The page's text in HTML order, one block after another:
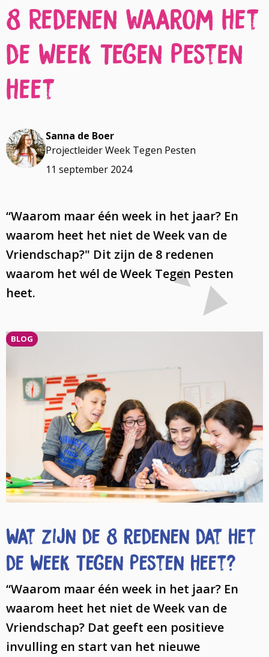
8 Redenen waarom het
de Week Tegen Pesten
heet
Sanna de Boer
Projectleider Week Tegen Pesten
11 september 2024
“Waarom maar één week in het jaar? En
waarom heet het niet de Week van de
Vriendschap?" Dit zijn de 8 redenen
waarom het wél de Week Tegen Pesten
heet.
BLOG
Wat zijn de 8 redenen dat het
de Week Tegen Pesten heet?
“Waarom maar één week in het jaar? En
waarom heet het niet de Week van de
Vriendschap? Dat geeft een positieve
invulling en start van het nieuwe